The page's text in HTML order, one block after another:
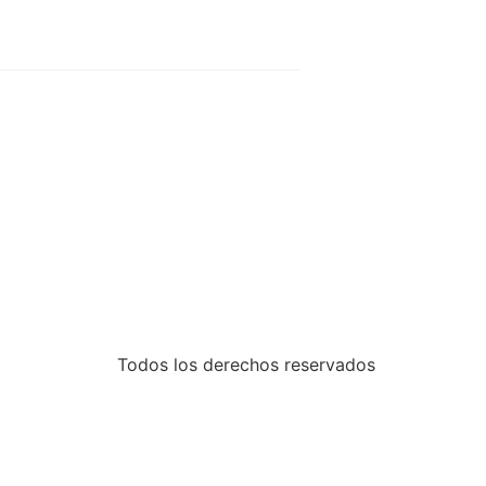
Todos los derechos reservados